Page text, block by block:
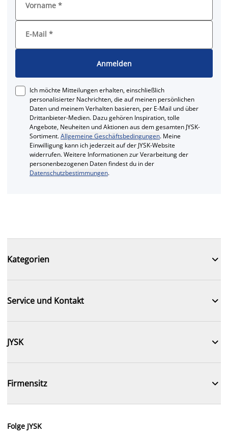
Vorname *
E-Mail *
Anmelden
Ich möchte Mitteilungen erhalten, einschließlich
personalisierter Nachrichten, die auf meinen persönlichen
Daten und meinem Verhalten basieren, per E-Mail und über
Drittanbieter-Medien. Dazu gehören Inspiration, tolle
Angebote, Neuheiten und Aktionen aus dem gesamten JYSK-
Sortiment.Allgemeine Geschäftsbedingungen. Meine
Einwilligung kann ich jederzeit auf der JYSK-Website
widerrufen. Weitere Informationen zur Verarbeitung der
personenbezogenen Daten findest du in der
Datenschutzbestimmungen.
Kategorien 
Service und Kontakt 
JYSK 
Firmensitz 
Folge JYSK